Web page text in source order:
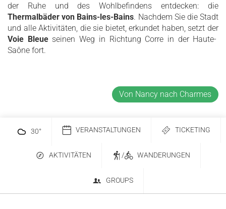
der Ruhe und des Wohlbefindens entdecken: die
Thermalbäder von Bains-les-Bains. Nachdem Sie die Stadt
und alle Aktivitäten, die sie bietet, erkundet haben, setzt der
Voie Bleueseinen Weg in Richtung Corre in der Haute-
Saône fort.
Von Nancy nach Charmes
30° VERANSTALTUNGEN TICKETING
AKTIVITÄTEN / WANDERUNGEN
GROUPS